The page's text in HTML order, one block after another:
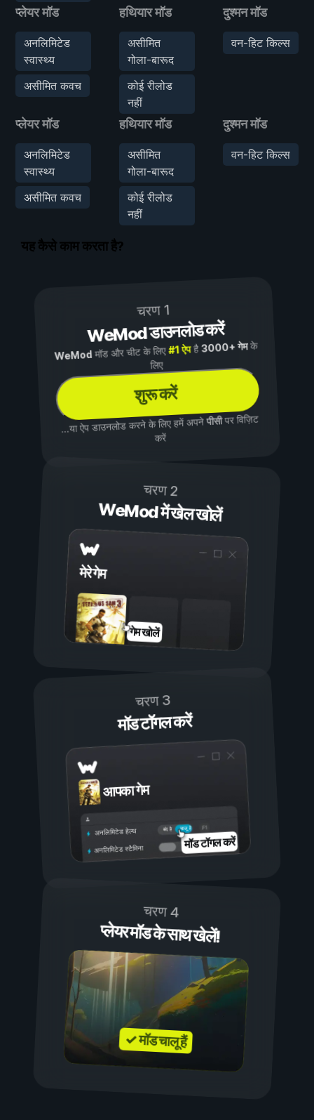
प्लेयर मॉड
अनलिमिटेड
स्वास्थ्य
असीमित कवच
हथियार मॉड
असीमित
गोला-बारूद
कोई रीलोड
नहीं
दुश्मन मॉड
वन-हिट किल्स
प्लेयर मॉड
अनलिमिटेड
स्वास्थ्य
असीमित कवच
हथियार मॉड
असीमित
गोला-बारूद
कोई रीलोड
नहीं
दुश्मन मॉड
वन-हिट किल्स
यह कैसे काम करता है?
चरण 1
WeMod डाउनलोड करें
WeMod मॉड और चीट के लिए#1 ऐपहै3000+ गेमके
लिए
शुरू करें
...या ऐप डाउनलोड करने के लिए हमें अपनेपीसीपर विज़िट
करें
चरण 2
WeMod में खेल खोलें
मेरे गेम
गेम खोलें
चरण 3
मॉड टॉगल करें
आपका गेम
चालू है
बंद है
अनलिमिटेड हेल्थ
अनलिमिटेड स्टैमिना मॉड टॉगल करें
चरण 4
प्लेयर मॉड के साथ खेलें!
✓ मॉड चालू हैं